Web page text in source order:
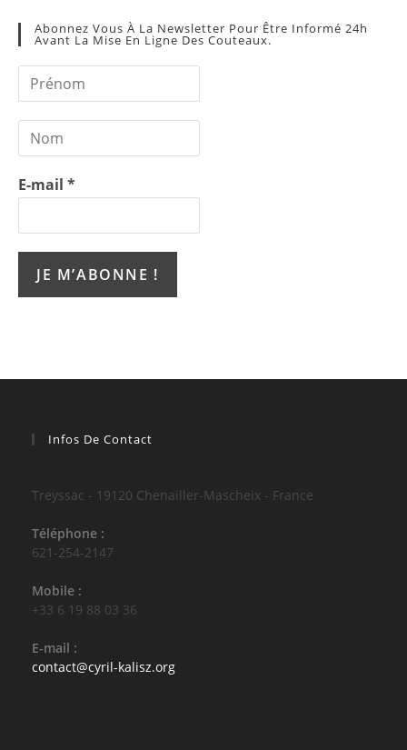
Abonnez Vous À La Newsletter Pour Être Informé 24h
Avant La Mise En Ligne Des Couteaux.
E-mail *
Infos De Contact
Treyssac - 19120 Chenailler-Mascheix - France
Téléphone :
621-254-2147
Mobile :
+33 6 19 88 03 36
E-mail :
contact@cyril-kalisz.orgS’ouvre